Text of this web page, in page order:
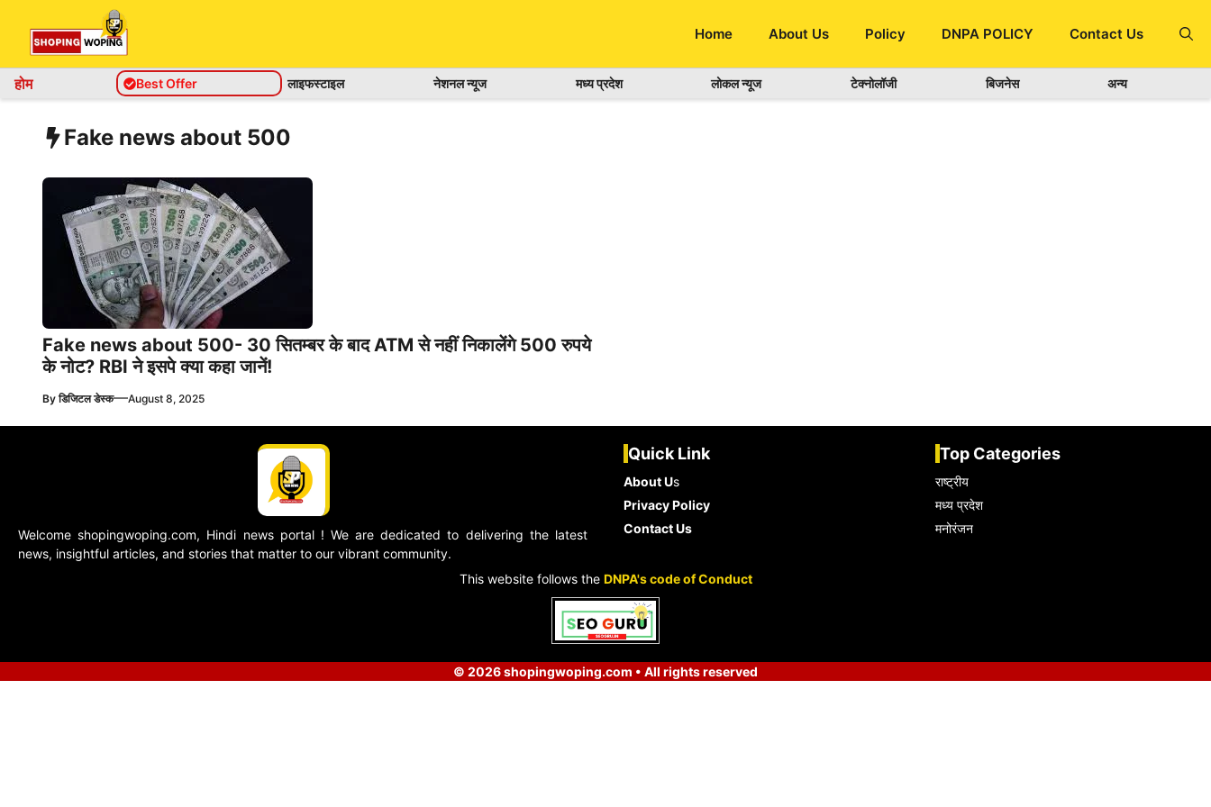
content
Home About Us Policy DNPA POLICY Contact Us
होम Best Offer लाइफस्टाइल नेशनल न्यूज मध्य प्रदेश लोकल न्यूज टेक्नोलॉजी बिजनेस अन्य
Fake news about 500
Fake news about 500- 30 सितम्बर के बाद ATM से नहीं निकालेंगे 500 रुपये
के नोट? RBI ने इसपे क्या कहा जानें!
Byडिजिटल डेस्क—August 8, 2025
Welcome shopingwoping.com, Hindi news portal ! We are dedicated to delivering the latest
news, insightful articles, and stories that matter to our vibrant community.
Quick Link
About Us
Privacy Policy
Contact Us
Top Categories
राष्ट्रीय
मध्य प्रदेश
मनोरंजन
This website follows the DNPA's code of Conduct
© 2026 shopingwoping.com • All rights reserved